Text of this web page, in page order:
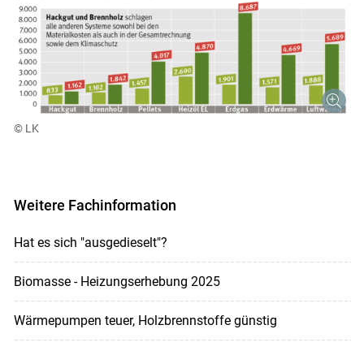
© LK
Weitere Fachinformation
Hat es sich "ausgedieselt"?
Biomasse - Heizungserhebung 2025
Wärmepumpen teuer, Holzbrennstoffe günstig